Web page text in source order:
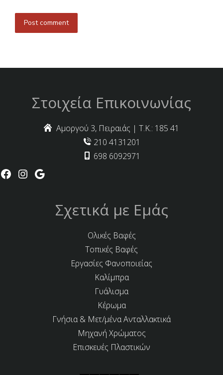
Post comment
Στοιχεία Επικοινωνίας
Αμοργού 3, Πειραιάς | Τ.Κ.: 185 41
210 4131201
698 6092971
Σχετικά με Εμάς
Ολικές Βαφές
Τοπικές Βαφές
Εργασίες Φανοποιείας
Καλίμπρα
Γυάλισμα
Κέρωμα
Γνήσια & Μετ/μένα Ανταλλακτικά
Μηχανή Χρώματος
Επισκευές Πλαστικών